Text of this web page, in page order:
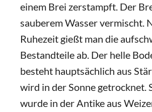
einem Brei zerstampft. Der
sauberem Wasser vermischt.
Ruhezeit gießt man die
Bestandteile ab. Der helle
besteht hauptsächlich aus
wird in der Sonne getrocknet.
wurde in der Antike aus